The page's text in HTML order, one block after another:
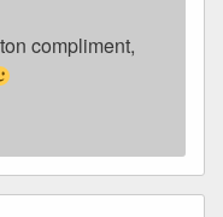
compliment,